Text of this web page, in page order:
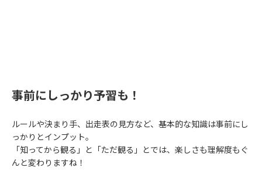
事前にしっかり予習も！
ルールや決まり手、出走表の見方など、基本的な知識は事前にし
っかりとインプット。
「知ってから観る」と「ただ観る」とでは、楽しさも理解度もぐ
んと変わりますね！